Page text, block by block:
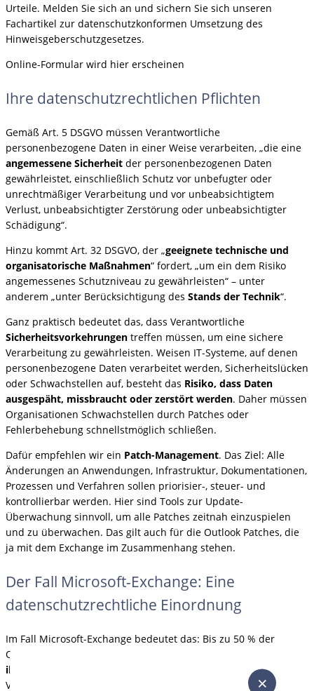
×
Urteile. Melden Sie sich an und sichern Sie sich unseren
Fachartikel zur datenschutzkonformen Umsetzung des
Hinweisgeberschutzgesetzes.
Online-Formular wird hier erscheinen
Ihre datenschutzrechtlichen Pflichten
Gemäß Art. 5 DSGVO müssen Verantwortliche
personenbezogene Daten in einer Weise verarbeiten, „die eine
angemessene Sicherheit der personenbezogenen Daten
gewährleistet, einschließlich Schutz vor unbefugter oder
unrechtmäßiger Verarbeitung und vor unbeabsichtigtem
Verlust, unbeabsichtigter Zerstörung oder unbeabsichtigter
Schädigung“.
Hinzu kommt Art. 32 DSGVO, der „geeignete technische und
organisatorische Maßnahmen“ fordert, „um ein dem Risiko
angemessenes Schutzniveau zu gewährleisten“ – unter
anderem „unter Berücksichtigung des Stands der Technik“.
Ganz praktisch bedeutet das, dass Verantwortliche
Sicherheitsvorkehrungen treffen müssen, um eine sichere
Verarbeitung zu gewährleisten. Weisen IT-Systeme, auf denen
personenbezogene Daten verarbeitet werden, Sicherheitslücken
oder Schwachstellen auf, besteht das Risiko, dass Daten
ausgespäht, missbraucht oder zerstört werden. Daher müssen
Organisationen Schwachstellen durch Patches oder
Fehlerbehebung schnellstmöglich schließen.
Dafür empfehlen wir ein Patch-Management. Das Ziel: Alle
Änderungen an Anwendungen, Infrastruktur, Dokumentationen,
Prozessen und Verfahren sollen priorisier-, steuer- und
kontrollierbar werden. Hier sind Tools zur Update-
Überwachung sinnvoll, um alle Patches zeitnah einzuspielen
und zu überwachen. Das gilt auch für die Outlook Patches, die
ja mit dem Exchange im Zusammenhang stehen.
Der Fall Microsoft-Exchange: Eine
datenschutzrechtliche Einordnung
Im Fall Microsoft-Exchange bedeutet das: Bis zu 50 % der
Organisationen, die entsprechende Server einsetzen, kommen
ihren Pflichten nicht nach
und können die Integrität,
Vertraulichkeit, Verfügbarkeit und Belastbarkeit ihrer Systeme